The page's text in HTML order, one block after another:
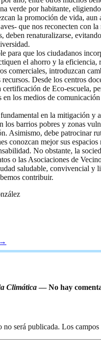
verde por habitante,
la promoción de vida, aun
que nos reconecten con
deben renaturalizarse,
para que los ciudadanos
el ahorro y la eficiencia,
comerciales, introduzcan
Desde los centros
certificación de Eco-escuela,
en los medios de
en la mitigación y
los barrios pobres y zonas
Asimismo, debe patrocinar
conozcan mejor sus espacios
No obstante, la
o las Asociaciones de
saludable, convivencial y
contribuir.
→
Climática— No hay
no será publicada. Los campos